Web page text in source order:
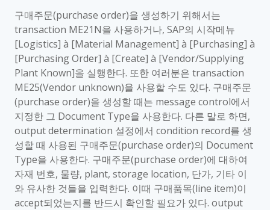
구매주문(purchase order)을 생성하기 위해서는
transaction ME21N을 사용하거나, SAP의 시작메뉴
[Logistics] à [Material Management] à [Purchasing] à
[Purchasing Order] à [Create] à [Vendor/Supplying
Plant Known]을 실행한다. 또한 여러분은 transaction
ME25(Vendor unknown)을 사용할 수도 있다. 구매주문
(purchase order)을 생성할 때는 message control에서
지정한 그 Document Type을 사용한다. 다른 말로 하면,
output determination 설정에서 condition record를 생
성할 때 사용된 구매주문(purchase order)의 Document
Type을 사용한다. 구매주문(purchase order)에 대하여
자재 번호, 물량, plant, storage location, 단가, 기타 이
와 유사한 것들을 입력한다. 이때 구매품목(line item)이
accept되었는지를 반드시 확인할 필요가 있다. output